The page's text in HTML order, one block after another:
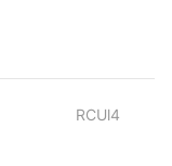
RCUl4